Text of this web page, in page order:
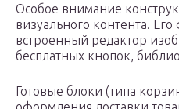
Особое внимание
визуального контента.
встроенный редактор
бесплатных кнопок,
Готовые блоки (типа